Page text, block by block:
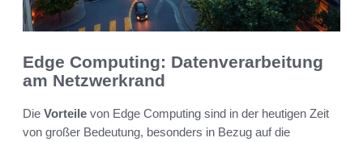
Edge Computing: Datenverarbeitung
am Netzwerkrand
Die Vorteile von Edge Computing sind in der heutigen Zeit
von großer Bedeutung, besonders in Bezug auf die